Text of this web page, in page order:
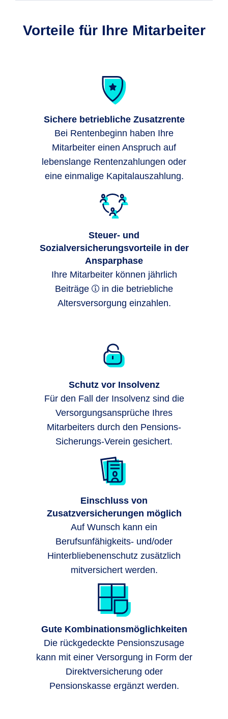
Vorteile für Ihre Mitarbeiter
Sichere betriebliche Zusatzrente
Bei Rentenbeginn haben Ihre
Mitarbeiter einen Anspruch auf
lebenslange Rentenzahlungen oder
eine einmalige Kapitalauszahlung.
Steuer- und
Sozialversicherungsvorteile in der
Ansparphase
Ihre Mitarbeiter können jährlich
Beiträge
in die betriebliche
Altersversorgung einzahlen.
Schutz vor Insolvenz
Für den Fall der Insolvenz sind die
Versorgungsansprüche Ihres
Mitarbeiters durch den Pensions-
Sicherungs-Verein gesichert.
Einschluss von
Zusatzversicherungen möglich
Auf Wunsch kann ein
Berufsunfähigkeits- und/oder
Hinterbliebenenschutz zusätzlich
mitversichert werden.
Gute Kombinationsmöglichkeiten
Die rückgedeckte Pensionszusage
kann mit einer Versorgung in Form der
Direktversicherung oder
Pensionskasse ergänzt werden.